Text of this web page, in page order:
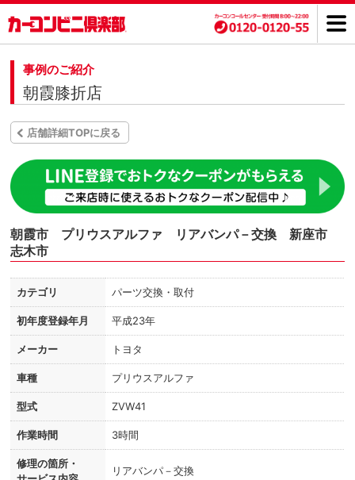
事例のご紹介
朝霞膝折店
店舗詳細TOPに戻る
朝霞市 プリウスアルファ リアバンパ－交換 新座市
志木市
カテゴリ パーツ交換・取付
初年度登録年月 平成23年
メーカー トヨタ
車種 プリウスアルファ
型式 ZVW41
作業時間 3時間
修理の箇所・
リアバンパ－交換